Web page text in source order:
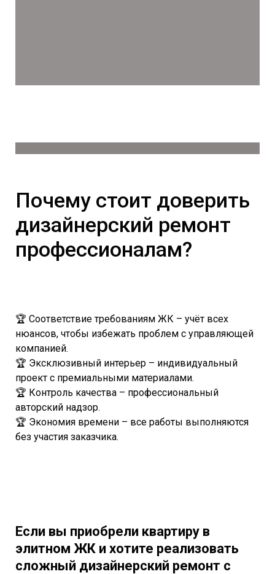
Почему стоит доверить
дизайнерский ремонт
профессионалам?
🏆 Соответствие требованиям ЖК – учёт всех
нюансов, чтобы избежать проблем с управляющей
компанией.
🏆 Эксклюзивный интерьер – индивидуальный
проект с премиальными материалами.
🏆 Контроль качества – профессиональный
авторский надзор.
🏆 Экономия времени – все работы выполняются
без участия заказчика.
Если вы приобрели квартиру в
элитном ЖК и хотите реализовать
сложный дизайнерский ремонт с